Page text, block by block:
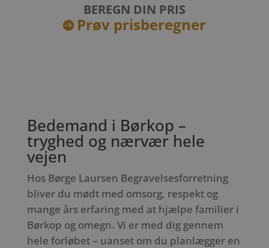
BEREGN DIN PRIS
 Prøv prisberegner
Bedemand i Børkop –
tryghed og nærvær hele
vejen
Hos Børge Laursen Begravelsesforretning
bliver du mødt med omsorg, respekt og
mange års erfaring med at hjælpe familier i
Børkop og omegn. Vi er med dig gennem
hele forløbet – uanset om du planlægger en